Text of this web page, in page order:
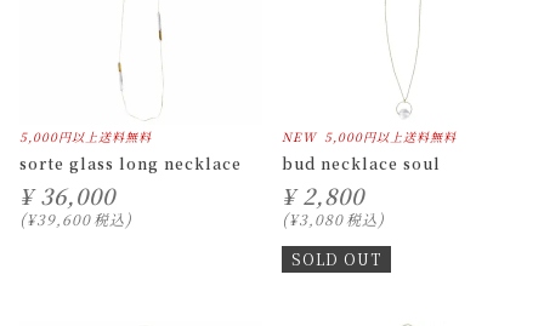
5,000円以上送料無料
sorte glass long necklace
¥ 36,000
¥39,600税込
NEW 5,000円以上送料無料
bud necklace soul
¥ 2,800
¥3,080税込
SOLD OUT